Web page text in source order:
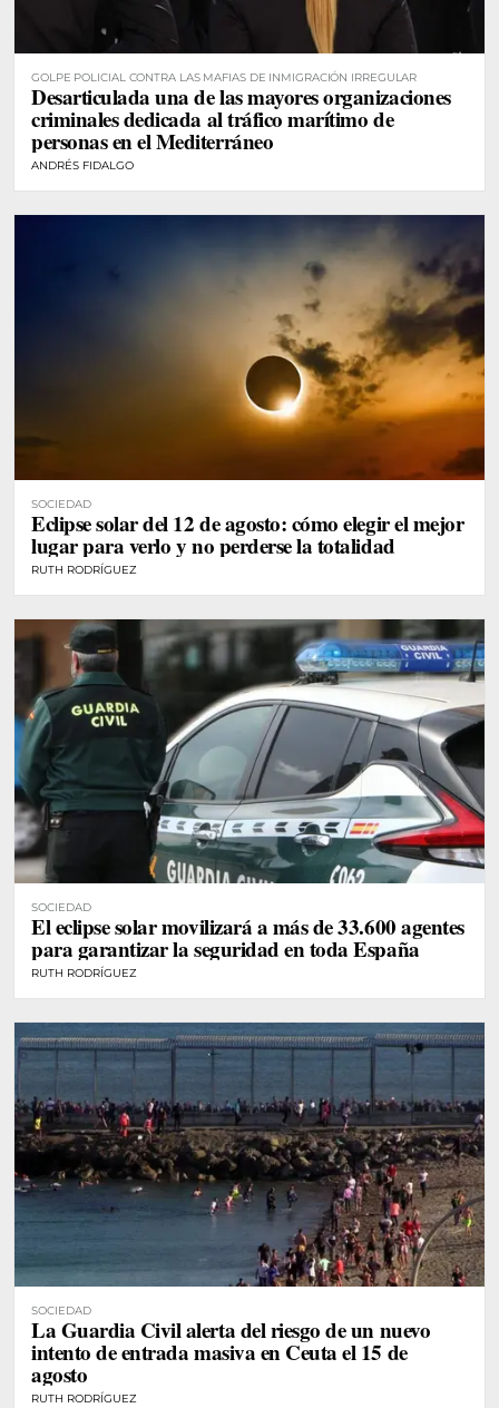
GOLPE POLICIAL CONTRA LAS MAFIAS DE INMIGRACIÓN IRREGULAR
Desarticulada una de las mayores organizaciones
criminales dedicada al tráfico marítimo de
personas en el Mediterráneo
ANDRÉS FIDALGO
SOCIEDAD
Eclipse solar del 12 de agosto: cómo elegir el mejor
lugar para verlo y no perderse la totalidad
RUTH RODRÍGUEZ
SOCIEDAD
El eclipse solar movilizará a más de 33.600 agentes
para garantizar la seguridad en toda España
RUTH RODRÍGUEZ
SOCIEDAD
La Guardia Civil alerta del riesgo de un nuevo
intento de entrada masiva en Ceuta el 15 de
agosto
RUTH RODRÍGUEZ